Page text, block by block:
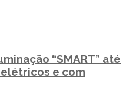
“SMART” até
e com